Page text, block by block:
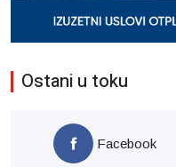
Ostani u toku
Facebook